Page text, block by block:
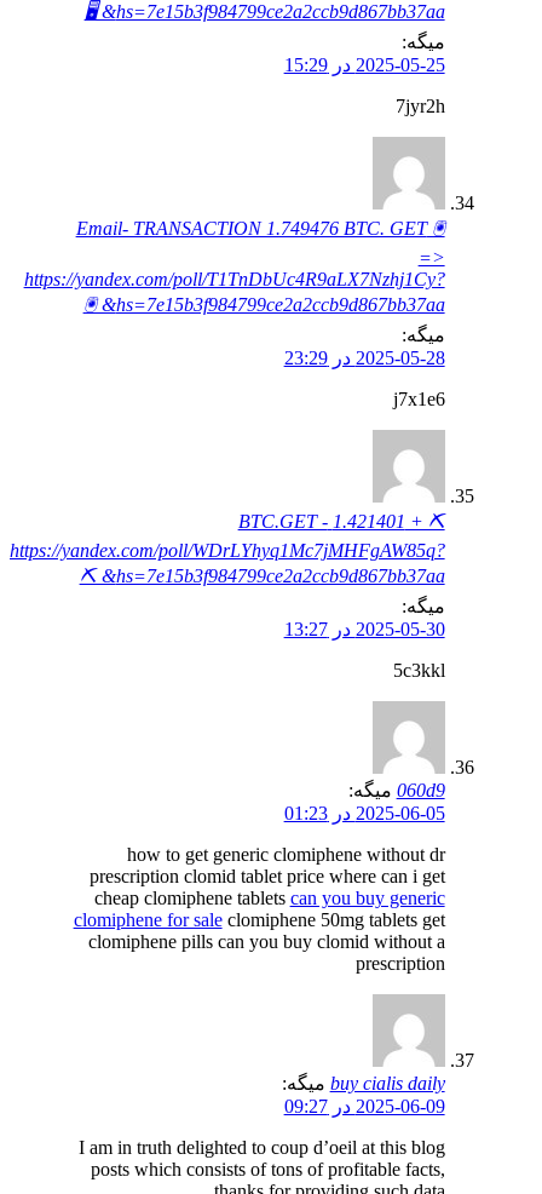
hs=7e15b3f984799ce2a2ccb9d867bb37aa& 🖥
میگه:
2025-05-25 در 15:29
7jyr2h
🖲 Email- TRANSACTION 1.749476 BTC. GET
=>
https://yandex.com/poll/T1TnDbUc4R9aLX7Nzhj1Cy?
hs=7e15b3f984799ce2a2ccb9d867bb37aa& 🖲
میگه:
2025-05-28 در 23:29
j7x1e6
⛏ + 1.421401 BTC.GET -
https://yandex.com/poll/WDrLYhyq1Mc7jMHFgAW85q?
hs=7e15b3f984799ce2a2ccb9d867bb37aa& ⛏
میگه:
2025-05-30 در 13:27
5c3kkl
060d9 میگه:
2025-06-05 در 01:23
how to get generic clomiphene without dr
prescription clomid tablet price where can i get
cheap clomiphene tablets can you buy generic
clomiphene for saleclomiphene 50mg tablets get
clomiphene pills can you buy clomid without a
prescription
buy cialis daily میگه:
2025-06-09 در 09:27
I am in truth delighted to coup d’oeil at this blog
posts which consists of tons of profitable facts,